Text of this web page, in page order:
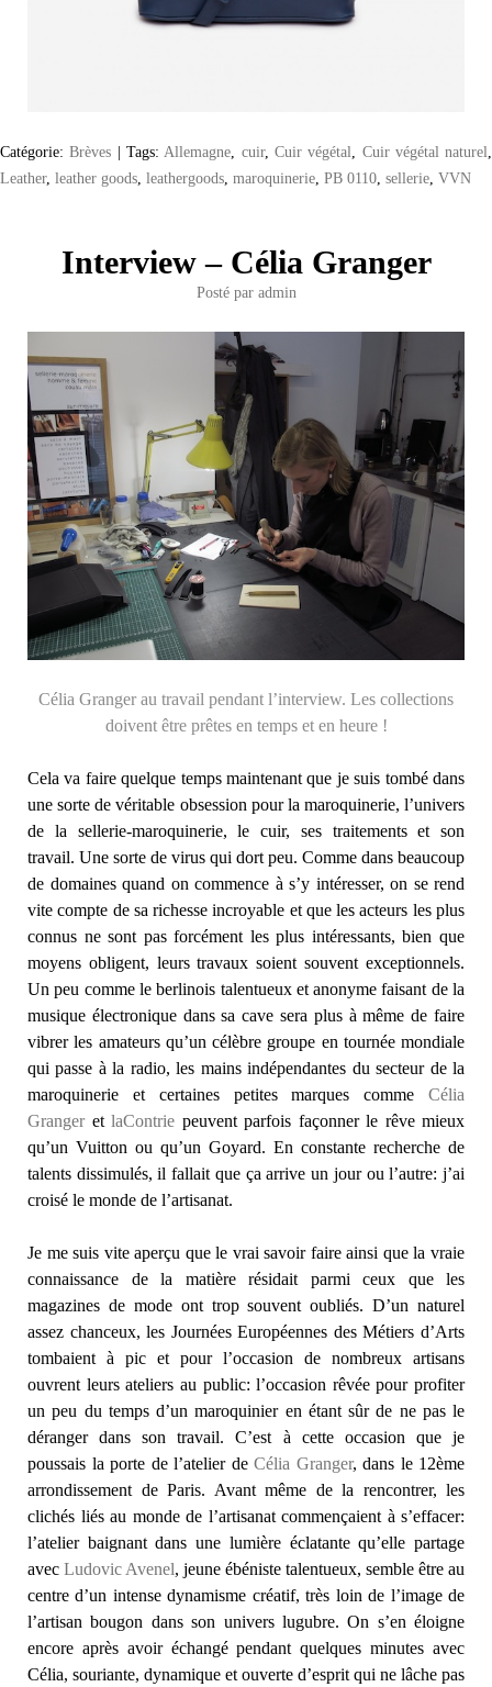
Catégorie:Brèves | Tags:Allemagne, cuir, Cuir végétal, Cuir végétal naturel,
Leather, leather goods, leathergoods, maroquinerie, PB 0110, sellerie, VVN
Interview – Célia Granger
Posté par admin
Célia Granger au travail pendant l’interview. Les collections
doivent être prêtes en temps et en heure !
Cela va faire quelque temps maintenant que je suis tombé dans
une sorte de véritable obsession pour la maroquinerie, l’univers
de la sellerie-maroquinerie, le cuir, ses traitements et son
travail. Une sorte de virus qui dort peu. Comme dans beaucoup
de domaines quand on commence à s’y intéresser, on se rend
vite compte de sa richesse incroyable et que les acteurs les plus
connus ne sont pas forcément les plus intéressants, bien que
moyens obligent, leurs travaux soient souvent exceptionnels.
Un peu comme le berlinois talentueux et anonyme faisant de la
musique électronique dans sa cave sera plus à même de faire
vibrer les amateurs qu’un célèbre groupe en tournée mondiale
qui passe à la radio, les mains indépendantes du secteur de la
maroquinerie et certaines petites marques comme Célia
Grangeret laContrie peuvent parfois façonner le rêve mieux
qu’un Vuitton ou qu’un Goyard. En constante recherche de
talents dissimulés, il fallait que ça arrive un jour ou l’autre: j’ai
croisé le monde de l’artisanat.
Je me suis vite aperçu que le vrai savoir faire ainsi que la vraie
connaissance de la matière résidait parmi ceux que les
magazines de mode ont trop souvent oubliés. D’un naturel
assez chanceux, les Journées Européennes des Métiers d’Arts
tombaient à pic et pour l’occasion de nombreux artisans
ouvrent leurs ateliers au public: l’occasion rêvée pour profiter
un peu du temps d’un maroquinier en étant sûr de ne pas le
déranger dans son travail. C’est à cette occasion que je
poussais la porte de l’atelier de Célia Granger, dans le 12ème
arrondissement de Paris. Avant même de la rencontrer, les
clichés liés au monde de l’artisanat commençaient à s’effacer:
l’atelier baignant dans une lumière éclatante qu’elle partage
avec Ludovic Avenel, jeune ébéniste talentueux, semble être au
centre d’un intense dynamisme créatif, très loin de l’image de
l’artisan bougon dans son univers lugubre. On s’en éloigne
encore après avoir échangé pendant quelques minutes avec
Célia, souriante, dynamique et ouverte d’esprit qui ne lâche pas